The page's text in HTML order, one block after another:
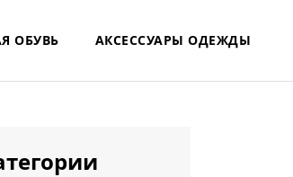
ОБУВЬ АКСЕССУАРЫ ОДЕЖДЫ